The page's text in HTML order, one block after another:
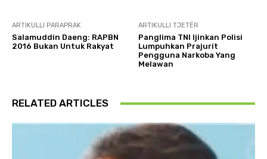
ARTIKULLI PARAPRAK
Salamuddin Daeng: RAPBN
2016 Bukan Untuk Rakyat
ARTIKULLI TJETËR
Panglima TNI Ijinkan Polisi
Lumpuhkan Prajurit
Pengguna Narkoba Yang
Melawan
RELATED ARTICLES